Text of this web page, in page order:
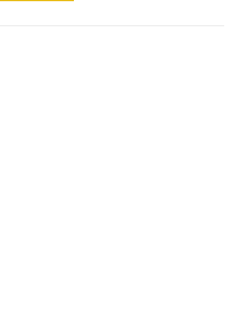
ญชีหรือผู้จบปริญญาสาขา
ษตามเกณฑ์ที่มหาวิทยาลัย